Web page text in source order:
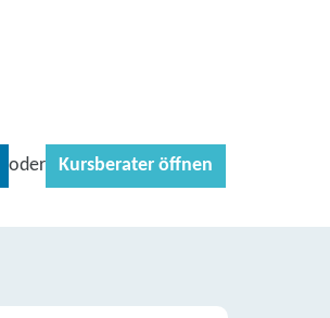
oder Kursberater öffnen